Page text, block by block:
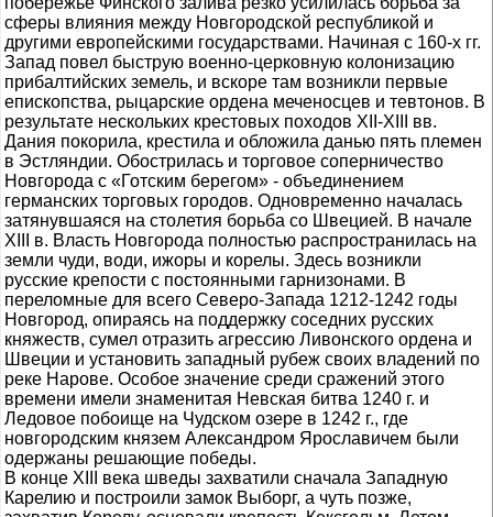
сферы влияния между Новгородской республикой и
другими европейскими государствами. Начиная с 160-х гг.
Запад повел быструю военно-церковную колонизацию
прибалтийских земель, и вскоре там возникли первые
епископства, рыцарские ордена меченосцев и тевтонов. В
результате нескольких крестовых походов XII-XIII вв.
Дания покорила, крестила и обложила данью пять племен
в Эстляндии. Обострилась и торговое соперничество
Новгорода с «Готским берегом» - объединением
германских торговых городов. Одновременно началась
затянувшаяся на столетия борьба со Швецией. В начале
XIII в. Власть Новгорода полностью распространилась на
земли чуди, води, ижоры и корелы. Здесь возникли
русские крепости с постоянными гарнизонами. В
переломные для всего Северо-Запада 1212-1242 годы
Новгород, опираясь на поддержку соседних русских
княжеств, сумел отразить агрессию Ливонского ордена и
Швеции и установить западный рубеж своих владений по
реке Нарове. Особое значение среди сражений этого
времени имели знаменитая Невская битва 1240 г. и
Ледовое побоище на Чудском озере в 1242 г., где
новгородским князем Александром Ярославичем были
одержаны решающие победы.
В конце XIII века шведы захватили сначала Западную
Карелию и построили замок Выборг, а чуть позже,